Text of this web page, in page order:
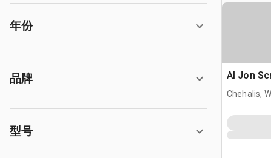
年份
品牌
型号
Al Jon
Chehalis,